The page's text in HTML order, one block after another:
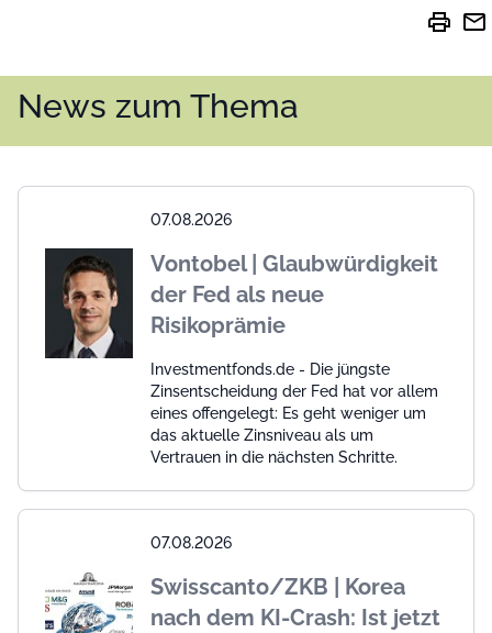
print mail
News zum Thema
07.08.2026
Vontobel | Glaubwürdigkeit
der Fed als neue
Risikoprämie
Investmentfonds.de - Die jüngste
Zinsentscheidung der Fed hat vor allem
eines offengelegt: Es geht weniger um
das aktuelle Zinsniveau als um
Vertrauen in die nächsten Schritte.
07.08.2026
Swisscanto/ZKB | Korea
nach dem KI-Crash: Ist jetzt